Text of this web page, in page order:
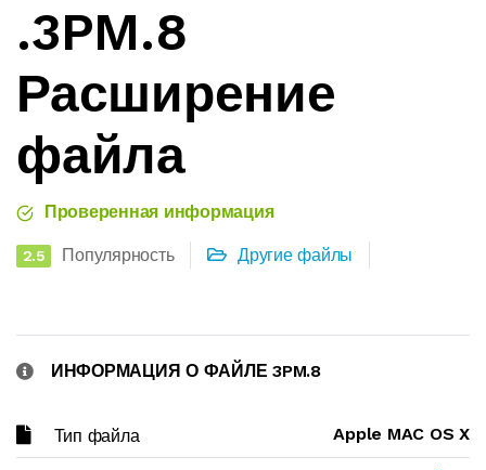
.3PM.8
Расширение
файла
Проверенная информация
2.5 Популярность Другие файлы
ИНФОРМАЦИЯ О ФАЙЛЕ 3PM.8
Тип файла Apple MAC OS X